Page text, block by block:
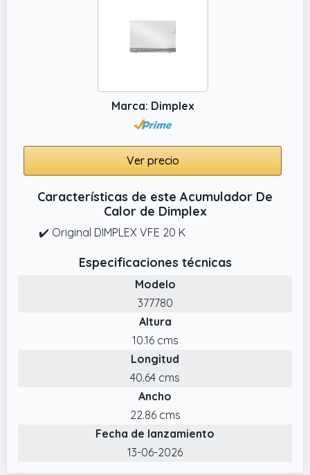
Marca: Dimplex
Ver precio
Características de este Acumulador De
Calor de Dimplex
✔️ Original DIMPLEX VFE 20 K
Especificaciones técnicas
Modelo
377780
Altura
10.16 cms
Longitud
40.64 cms
Ancho
22.86 cms
Fecha de lanzamiento
13-06-2026